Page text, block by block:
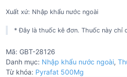
Xuất xứ: Nhập khẩu nước ngoài
* Đây là thuốc kê đơn. Thuốc này chỉ
Mã: GBT-28126
Danh mục: Nhập khẩu nước ngoài,
Từ khóa: Pyrafat 500Mg